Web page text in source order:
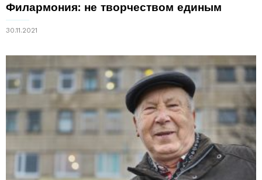
Филармония: не творчеством единым
30.11.2021